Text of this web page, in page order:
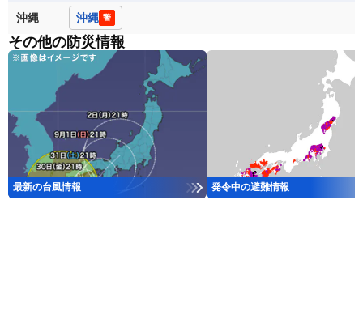
沖縄 沖縄 警
その他の防災情報
最新の台風情報 発令中の避難情報